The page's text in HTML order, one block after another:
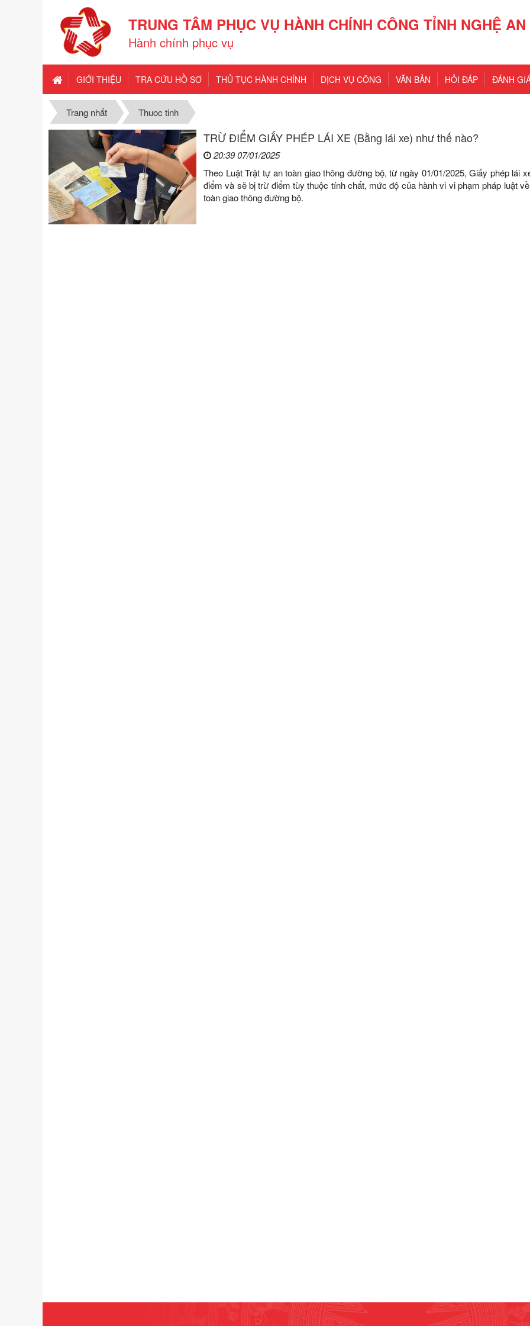
TRUNG TÂM PHỤC VỤ HÀNH CHÍNH CÔNG TỈNH NGHỆ AN
Hành chính phục vụ
GIỚI THIỆU TRA CỨU HỒ SƠ THỦ TỤC HÀNH CHÍNH DỊCH VỤ CÔNG VĂN BẢN HỎI ĐÁP ĐÁNH
Trang nhất Thuoc tinh
TRỪ ĐIỂM GIẤY PHÉP LÁI XE (Bằng lái xe) như thế nào?
20:39 07/01/2025
Theo Luật Trật tự an toàn giao thông đường bộ, từ ngày 01/01/2025, Giấy phép lái
điểm và sẽ bị trừ điểm tùy thuộc tính chất, mức độ của hành vi vi phạm pháp luật
toàn giao thông đường bộ.